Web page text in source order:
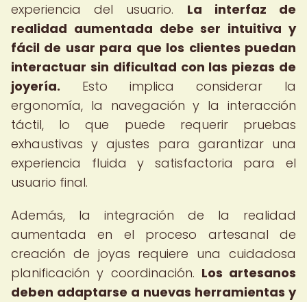
experiencia del usuario. La interfaz de
realidad aumentada debe ser intuitiva y
fácil de usar para que los clientes puedan
interactuar sin dificultad con las piezas de
joyería. Esto implica considerar la
ergonomía, la navegación y la interacción
táctil, lo que puede requerir pruebas
exhaustivas y ajustes para garantizar una
experiencia fluida y satisfactoria para el
usuario final.
Además, la integración de la realidad
aumentada en el proceso artesanal de
creación de joyas requiere una cuidadosa
planificación y coordinación. Los artesanos
deben adaptarse a nuevas herramientas y